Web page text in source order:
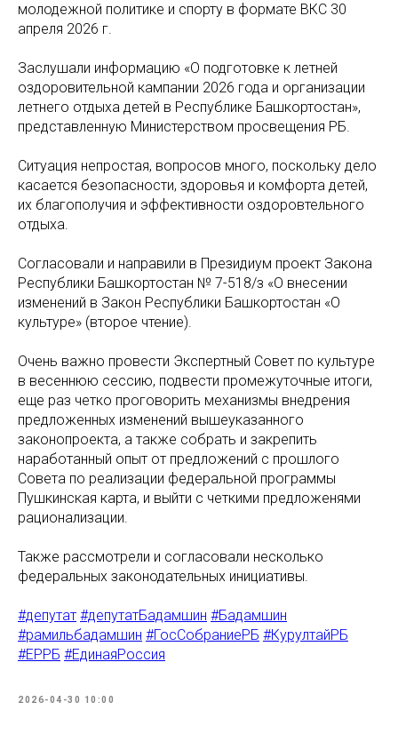
молодежной политике и спорту в формате ВКС 30
апреля 2026 г.
Заслушали информацию «О подготовке к летней
оздоровительной кампании 2026 года и организации
летнего отдыха детей в Республике Башкортостан»,
представленную Министерством просвещения РБ.
Ситуация непростая, вопросов много, поскольку дело
касается безопасности, здоровья и комфорта детей,
их благополучия и эффективности оздоровтельного
отдыха.
Согласовали и направили в Президиум проект Закона
Республики Башкортостан № 7-518/з «О внесении
изменений в Закон Республики Башкортостан «О
культуре» (второе чтение).
Очень важно провести Экспертный Совет по культуре
в весеннюю сессию, подвести промежуточные итоги,
еще раз четко проговорить механизмы внедрения
предложенных изменений вышеуказанного
законопроекта, а также собрать и закрепить
наработанный опыт от предложений с прошлого
Совета по реализации федеральной программы
Пушкинская карта, и выйти с четкими предложенями
рационализации.
Также рассмотрели и согласовали несколько
федеральных законодательных инициативы.
#депутат #депутатБадамшин #Бадамшин
#рамильбадамшин #ГосСобраниеРБ #КурултайРБ
#ЕРРБ #ЕдинаяРоссия
2026-04-30 10:00